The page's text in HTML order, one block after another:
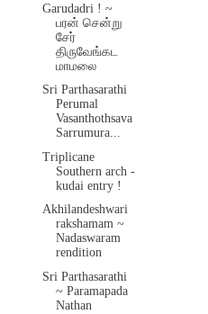
Garudadri ! ~
பரன் சென்று
சேர்
திருவேங்கட
மாமலை
Sri Parthasarathi
Perumal
Vasanthothsava
Sarrumura...
Triplicane
Southern arch -
kudai entry !
Akhilandeshwari
rakshamam ~
Nadaswaram
rendition
Sri Parthasarathi
~ Paramapada
Nathan